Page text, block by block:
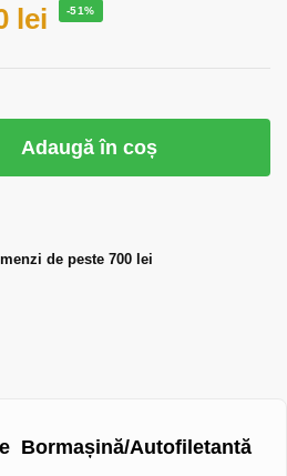
lei -51%
Adaugă în coș
de peste 700 lei
Bormașină/Autofiletantă